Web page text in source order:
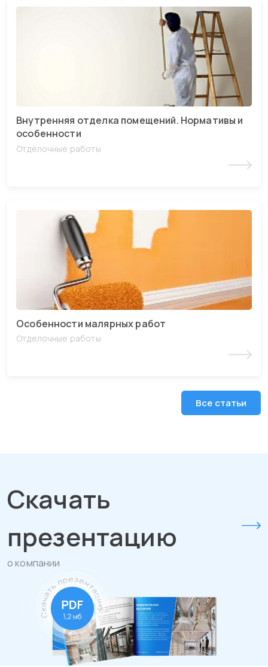
Внутренняя отделка помещений. Нормативы и
особенности
Отделочные работы
Особенности малярных работ
Отделочные работы
Все статьи
Скачать
презентацию
о компании